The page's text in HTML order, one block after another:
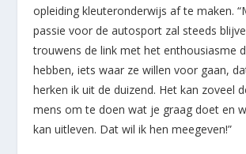
opleiding kleuteronderwijs af te maken.
passie voor de autosport zal steeds
trouwens de link met het enthousiasme
hebben, iets waar ze willen voor gaan,
herken ik uit de duizend. Het kan zoveel
mens om te doen wat je graag doet en
kan uitleven. Dat wil ik hen meegeven!”